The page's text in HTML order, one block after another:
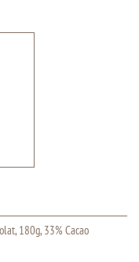
180g, 33% Cacao